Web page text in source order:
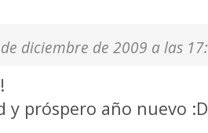
diciembre de 2009 a las
y próspero año nuevo :D